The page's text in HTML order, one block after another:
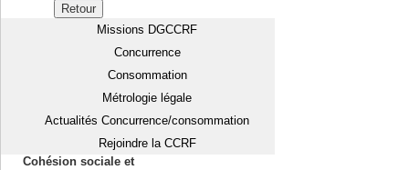
Retour
Missions DGCCRF
Concurrence
Consommation
Métrologie légale
Actualités Concurrence/consommation
Rejoindre la CCRF
Cohésion sociale et